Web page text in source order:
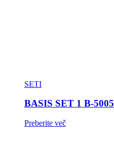
SETI
BASIS SET 1 B-5005
Preberite več